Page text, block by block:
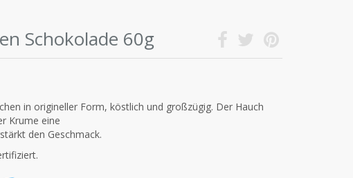
Schokolade 60g
in origineller Form, köstlich und großzügig. Der Hauch
Krume eine
den Geschmack.